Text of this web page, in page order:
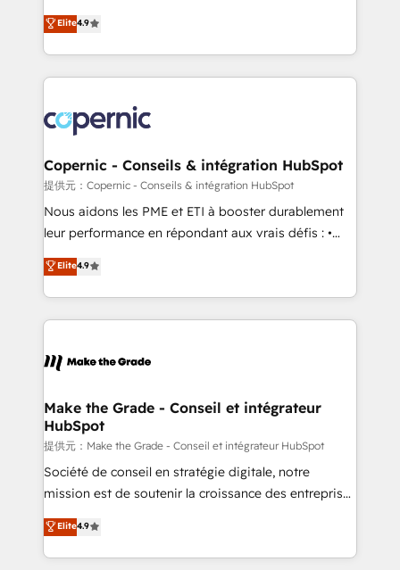
growth • Create content and videos that attract
buyers • Use AI to scale smarter Our coaching-led
lasts. So if you're ready to become the most trusted
voice in your market, let’s talk.
businesses. We go beyond implementation, shaping
the strategy, processes, and teams that turn
HubSpot into a genuine growth engine. Named
HubSpot's Global Partner of the Year in 2024,
worldwide, and with over 15 years in the ecosystem,
Huble has built a track record that speaks for itself.
One company, one operating model, delivering
across offices and consulting teams in the UK, USA,
Canada, Germany, France, Belgium, Singapore, and
South Africa. Certified compliant with ISO/IEC
international offices and 175+ employees.
Elite4.9
Copernic - Conseils & intégration HubSpot
提供元：Copernic - Conseils & intégration HubSpot
Nous aidons les PME et ETI à booster durablement
leur performance en répondant aux vrais défis : •
Intégration de HubSpot avec d’autres outils (ERP,
téléphonie, etc.) • Alignement des équipes grâce à un
outil et des données partagées • Amélioration de la
collecte et de l’analyse des données pour des
de la productivité des équipes Notre équipe de 30
avec un engagement total, alignant processus
métiers et technologie, et guidant vos équipes à
travers le changement, tout en centrant vos objectifs
d’entreprise. Grâce à une méthodologie éprouvée
auprès de plus de 400 clients, nous comprenons
HubSpot dans votre organisation. Pour toute
question technique ou besoin de structuration de
Elite4.9
Make the Grade - Conseil et intégrateur
HubSpot
提供元：Make the Grade - Conseil et intégrateur HubSpot
Société de conseil en stratégie digitale, notre
mission est de soutenir la croissance des entreprises
B2B à travers l’acquisition de nouveaux clients,
l'intégration CRM et le développement des revenus
auprès de vos comptes existants. En France et à
Elite4.9